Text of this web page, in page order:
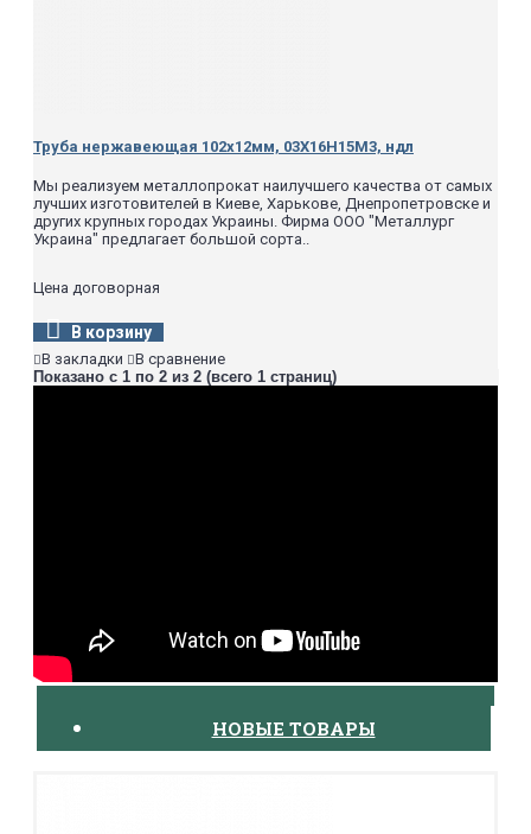
Труба нержавеющая 102х12мм, 03Х16Н15М3, ндл
Мы реализуем металлопрокат наилучшего качества от самых
лучших изготовителей в Киеве, Харькове, Днепропетровске и
других крупных городах Украины. Фирма ООО "Металлург
Украина" предлагает большой сорта..
Цена договорная
В корзину
В закладки
В сравнение
Показано с 1 по 2 из 2 (всего 1 страниц)
НОВЫЕ ТОВАРЫ